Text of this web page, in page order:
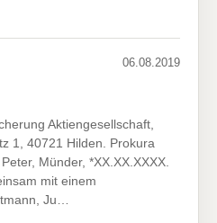
06.08.2019
Aktiengesellschaft,
1, 40721 Hilden. Prokura
Münder, *XX.XX.XXXX.
mit einem
Ju…